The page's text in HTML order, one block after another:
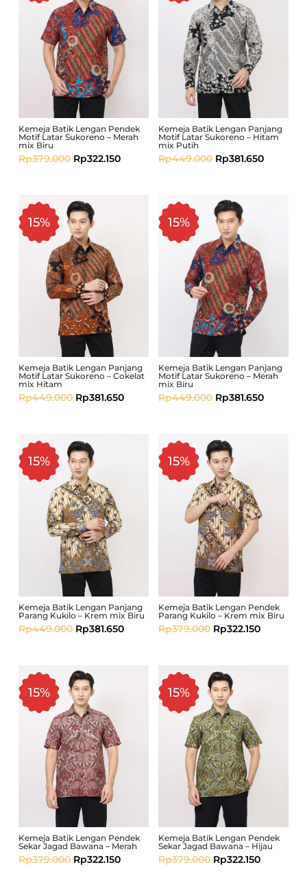
Kemeja Batik Lengan Pendek
Motif Latar Sukoreno – Merah
mix Biru
Rp379.000 Rp322.150
Kemeja Batik Lengan Panjang
Motif Latar Sukoreno – Hitam
mix Putih
Rp449.000 Rp381.650
15%
Kemeja Batik Lengan Panjang
Motif Latar Sukoreno – Cokelat
mix Hitam
Rp449.000 Rp381.650
15%
Kemeja Batik Lengan Panjang
Motif Latar Sukoreno – Merah
mix Biru
Rp449.000 Rp381.650
15%
Kemeja Batik Lengan Panjang
Parang Kukilo – Krem mix Biru
Rp449.000 Rp381.650
15%
Kemeja Batik Lengan Pendek
Parang Kukilo – Krem mix Biru
Rp379.000 Rp322.150
15%
Kemeja Batik Lengan Pendek
Sekar Jagad Bawana – Merah
Rp379.000 Rp322.150
15%
Kemeja Batik Lengan Pendek
Sekar Jagad Bawana – Hijau
Rp379.000 Rp322.150